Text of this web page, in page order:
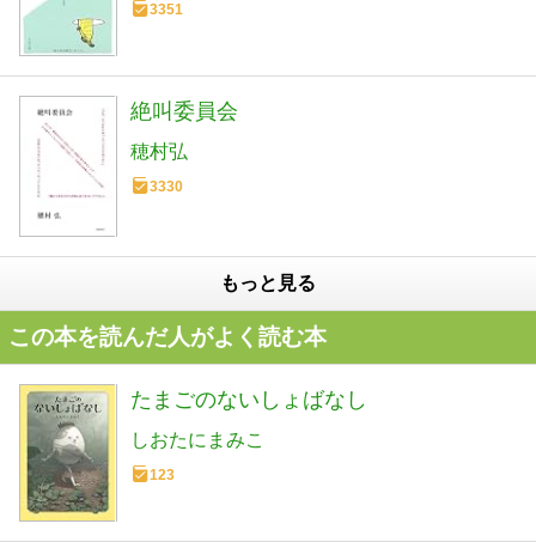
3351
絶叫委員会
穂村弘
3330
もっと見る
この本を読んだ人がよく読む本
たまごのないしょばなし
しおたにまみこ
123